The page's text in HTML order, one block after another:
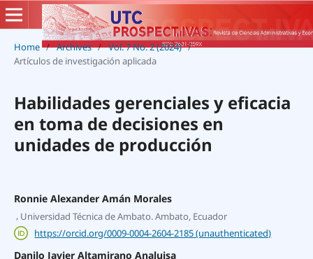
Home / Archives / Vol. 7 No. 2 (2024) /
Artículos de investigación aplicada
Habilidades gerenciales y eficacia
en toma de decisiones en
unidades de producción
Ronnie Alexander Amán Morales
, Universidad Técnica de Ambato. Ambato, Ecuador
https://orcid.org/0009-0004-2604-2185 (unauthenticated)
Danilo Javier Altamirano Analuisa